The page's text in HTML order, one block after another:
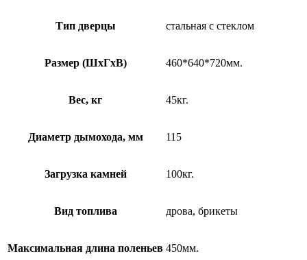
Тип дверцы стальная с стеклом
Размер (ШхГхВ) 460*640*720мм.
Вес, кг 45кг.
Диаметр дымохода, мм 115
Загрузка камней 100кг.
Вид топлива дрова, брикеты
Максимальная длина поленьев 450мм.